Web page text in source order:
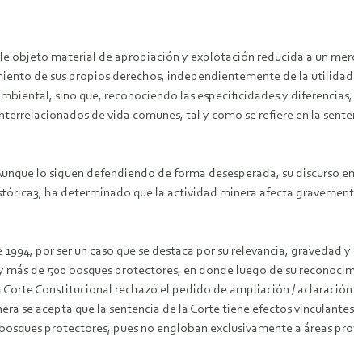
objeto material de apropiación y explotación reducida a un
de sus propios derechos, independientemente de la
sino que, reconociendo las especificidades y
de vida comunes, tal y como se refiere en la
lo siguen defendiendo de forma desesperada, su discurso
ha determinado que la actividad minera afecta
por ser un caso que se destaca por su relevancia, gravedad
de 500 bosques protectores, en donde luego de su
Constitucional rechazó el pedido de ampliación /
se acepta que la sentencia de la Corte tiene efectos
protectores, pues no engloban exclusivamente a áreas